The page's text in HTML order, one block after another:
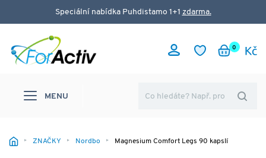
Speciální nabídka Puhdistamo 1+1 zdarma.
0
MENU
ZNAČKY Nordbo Magnesium Comfort Legs 90 kapslí